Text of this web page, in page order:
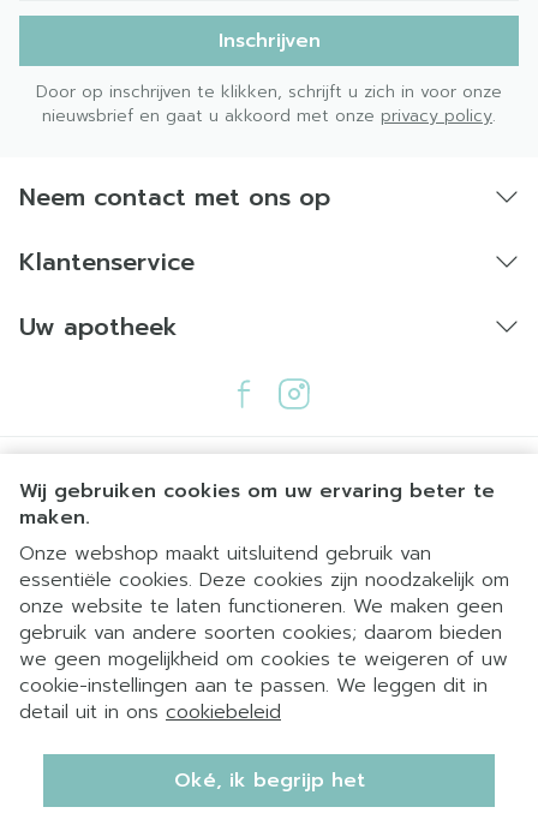
Wij gebruiken cookies om uw ervaring beter te
maken.
Onze webshop maakt uitsluitend gebruik van
essentiële cookies. Deze cookies zijn noodzakelijk om
onze website te laten functioneren. We maken geen
gebruik van andere soorten cookies; daarom bieden
we geen mogelijkheid om cookies te weigeren of uw
cookie-instellingen aan te passen. We leggen dit in
detail uit in ons cookiebeleid
Oké, ik begrijp het
Inschrijven
Door op inschrijven te klikken, schrijft u zich in voor onze
nieuwsbrief en gaat u akkoord met onze privacy policy.
Neem contact met ons op
Klantenservice
Uw apotheek
Juridische links